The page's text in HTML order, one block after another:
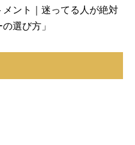
メント｜迷ってる人が絶対
選び方」